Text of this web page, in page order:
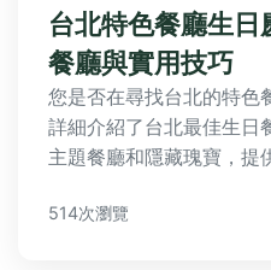
台北特色餐廳生
餐廳與實用技巧
您是否在尋找台北的特色
詳細介紹了台北最佳生日
主題餐廳和隱藏瑰寶，提
漫晚餐到熱鬧聚會，一應
514次瀏覽